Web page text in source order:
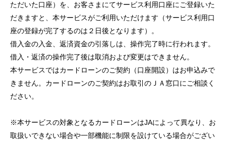
使い方
ただいた口座）を、お客さまにてサービス利用口座にご登録いた
だきますと、本サービスがご利用いただけます（サービス利用口
座の登録が完了するのは２日後となります）。
借入金の入金、返済資金の引落しは、操作完了時に行われます。
借入・返済の操作完了後は取消および変更はできません。
本サービスではカードローンのご契約（口座開設）はお申込みで
きません。カードローンのご契約はお取引のＪＡ窓口にご相談く
ださい。
※本サービスの対象となるカードローンはJAによって異なり、お
取扱いできない場合や一部機能に制限を設けている場合がござい